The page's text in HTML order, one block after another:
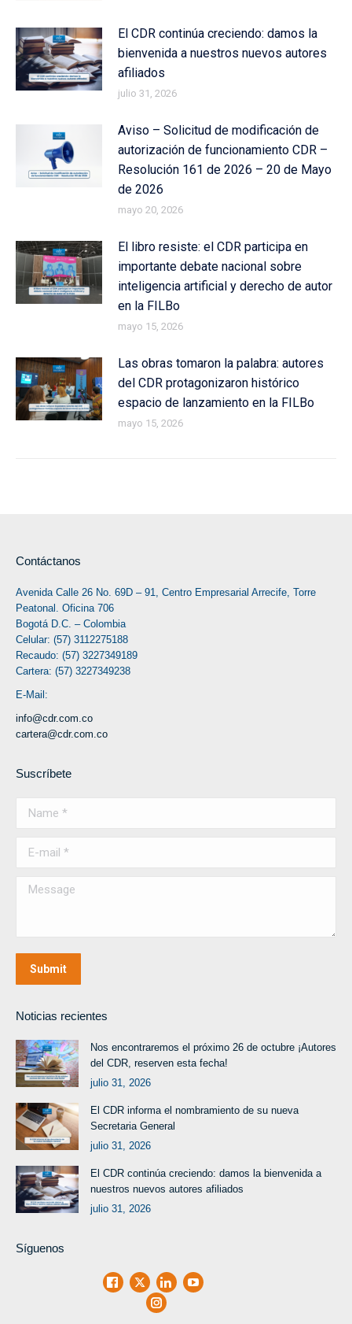
El CDR continúa creciendo: damos la
bienvenida a nuestros nuevos autores
afiliados
julio 31, 2026
Aviso – Solicitud de modificación de
autorización de funcionamiento CDR –
Resolución 161 de 2026 – 20 de Mayo
de 2026
mayo 20, 2026
El libro resiste: el CDR participa en
importante debate nacional sobre
inteligencia artificial y derecho de autor
en la FILBo
mayo 15, 2026
Las obras tomaron la palabra: autores
del CDR protagonizaron histórico
espacio de lanzamiento en la FILBo
mayo 15, 2026
Contáctanos
Avenida Calle 26 No. 69D – 91, Centro Empresarial Arrecife, Torre
Peatonal. Oficina 706
Bogotá D.C. – Colombia
Celular: (57) 3112275188
Recaudo: (57) 3227349189
Cartera: (57) 3227349238
E-Mail:
info@cdr.com.co
cartera@cdr.com.co
Suscríbete
Message
Submit
Noticias recientes
Nos encontraremos el próximo 26 de octubre ¡Autores
del CDR, reserven esta fecha!
julio 31, 2026
El CDR informa el nombramiento de su nueva
Secretaria General
julio 31, 2026
El CDR continúa creciendo: damos la bienvenida a
nuestros nuevos autores afiliados
julio 31, 2026
Síguenos
Facebook
X LinkedInYoutube
Instagram